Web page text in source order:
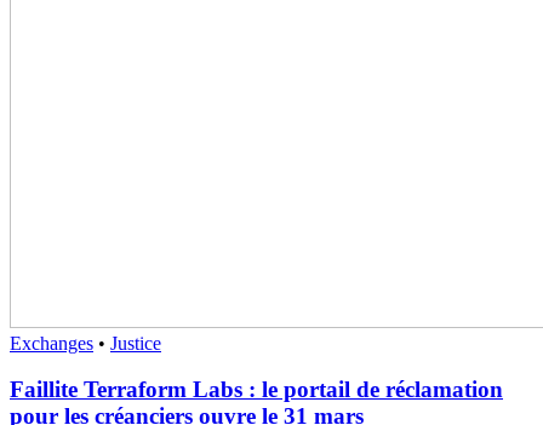
Exchanges • Justice
Faillite Terraform Labs : le portail de réclamation
pour les créanciers ouvre le 31 mars